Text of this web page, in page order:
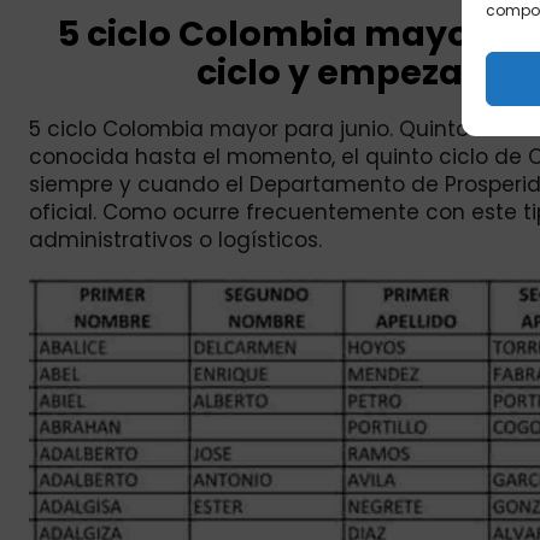
5 ciclo Colombia mayor
ciclo y
5 ciclo Colombia mayor para junio. Quinto
conocida hasta el momento, el quinto ciclo de
siempre y cuando el Departamento de
oficial. Como ocurre frecuentemente con este
administrativos o logísticos.